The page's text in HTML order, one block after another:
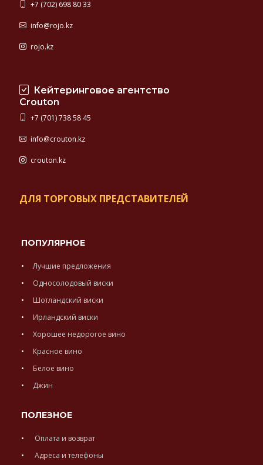
+7 (702) 698 80 33
info@rojo.kz
rojo.kz
Кейтеринговое агентство
Crouton
+7 (701) 738 58 45
info@crouton.kz
crouton.kz
ДЛЯ ТОРГОВЫХ ПРЕДСТАВИТЕЛЕЙ
ПОПУЛЯРНОЕ
Лучшие предложения
Односолодовый виски
Шотландский виски
Ирландский виски
Хорошее недорогое вино
Красное вино
Белое вино
Джин
ПОЛЕЗНОЕ
Оплата и возврат
Адреса и телефоны